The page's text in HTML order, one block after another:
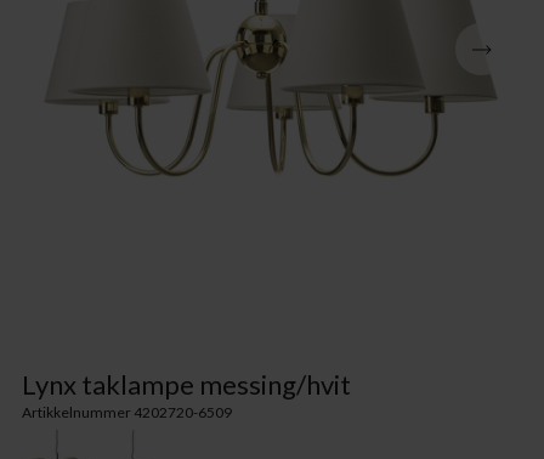
Lynx taklampe messing/hvit
Artikkelnummer 4202720-6509